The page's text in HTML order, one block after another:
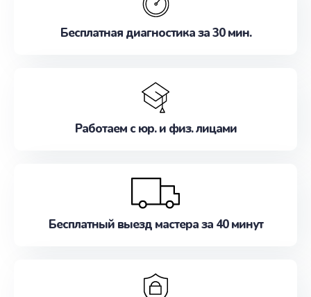
Бесплатная диагностика за 30 мин.
Работаем с юр. и физ. лицами
Бесплатный выезд мастера за 40 минут